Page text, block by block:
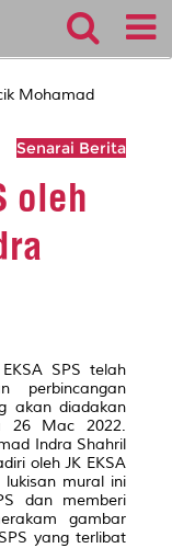
Mohamad
Senarai Berita
oleh
SPS telah
perbincangan
akan diadakan
26 Mac 2022.
Indra Shahril
oleh JK EKSA
mural ini
dan memberi
gambar
yang terlibat